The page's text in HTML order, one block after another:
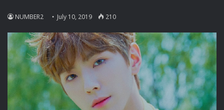
NUMBER2 July 10, 2019 210